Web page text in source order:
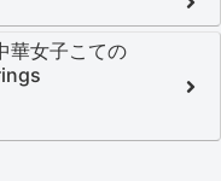
華女子こての